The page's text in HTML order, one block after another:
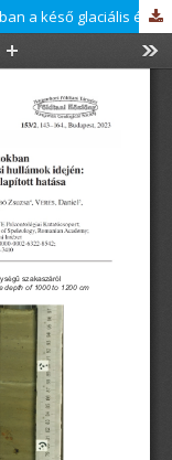
Erdő- és fahatár változás a Déli-Kárpátokban a késő glaciális és kora holocén gyors felmelegedési hullámai idején: korai erdőexpanzió és a fiatal driász lehűlés csillapított hatása